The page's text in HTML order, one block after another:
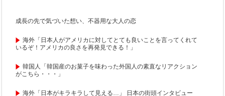
成長の先で気づいた想い、不器用な大人の恋
海外「日本人がアメリカに対してとても良いことを言ってくれて
いるぞ！アメリカの良さを再発見できる！」
韓国人「韓国産のお菓子を味わった外国人の素直なリアクション
がこちら・・・」
海外「日本がキラキラして見える…」 日本の街頭インタビュー